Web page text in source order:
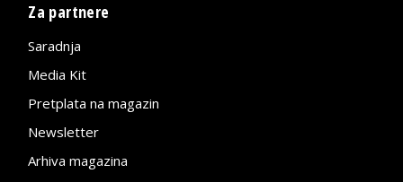
Za partnere
Saradnja
Media Kit
Pretplata na magazin
Newsletter
Arhiva magazina